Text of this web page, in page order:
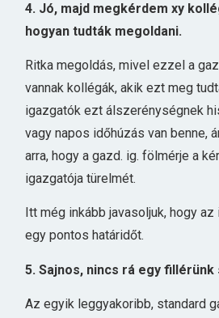
4. Jó, majd megkérdem xy
hogyan tudták megoldani.
Ritka megoldás, mivel ezzel a
vannak kollégák, akik ezt meg
igazgatók ezt álszerénységnek
vagy napos időhúzás van benne,
arra, hogy a gazd. ig. fölmérje a
igazgatója türelmét.
Itt még inkább javasoljuk, hogy
egy pontos határidőt.
5. Sajnos, nincs rá egy fillérünk
Az egyik leggyakoribb, standard